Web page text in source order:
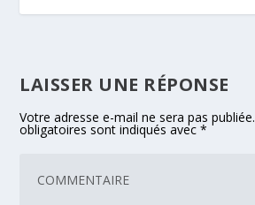
LAISSER UNE RÉPONSE
Votre adresse e-mail ne sera pas publiée.
obligatoires sont indiqués avec*